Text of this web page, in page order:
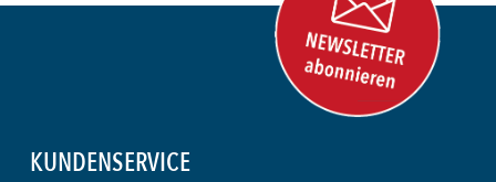
KUNDENSERVICE